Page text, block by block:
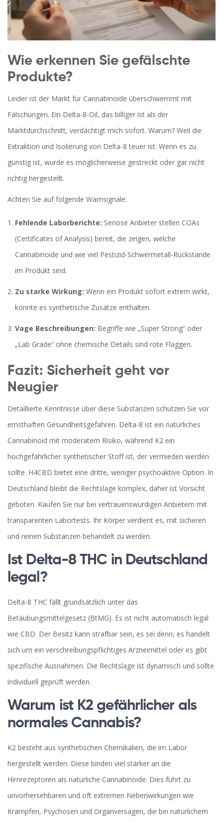
Wie erkennen Sie gefälschte
Produkte?
Leider ist der Markt für Cannabinoide überschwemmt mit
Fälschungen. Ein Delta-8-Oil, das billiger ist als der
Marktdurchschnitt, verdächtigt mich sofort. Warum? Weil die
Extraktion und Isolierung von Delta-8 teuer ist. Wenn es zu
günstig ist, wurde es möglicherweise gestreckt oder gar nicht
richtig hergestellt.
Achten Sie auf folgende Warnsignale:
Fehlende Laborberichte: Seriöse Anbieter stellen COAs
(Certificates of Analysis) bereit, die zeigen, welche
Cannabinoide und wie viel Pestizid-Schwermetall-Rückstände
im Produkt sind.
Zu starke Wirkung: Wenn ein Produkt sofort extrem wirkt,
könnte es synthetische Zusätze enthalten.
Vage Beschreibungen: Begriffe wie „Super Strong“ oder
„Lab Grade“ ohne chemische Details sind rote Flaggen.
Fazit: Sicherheit geht vor
Neugier
Detaillierte Kenntnisse über diese Substanzen schützen Sie vor
ernsthaften Gesundheitsgefahren. Delta-8 ist ein natürliches
Cannabinoid mit moderatem Risiko, während K2 ein
hochgefährlicher synthetischer Stoff ist, der vermieden werden
sollte. H4CBD bietet eine dritte, weniger psychoaktive Option. In
Deutschland bleibt die Rechtslage komplex, daher ist Vorsicht
geboten. Kaufen Sie nur bei vertrauenswürdigen Anbietern mit
transparenten Labortests. Ihr Körper verdient es, mit sicheren
und reinen Substanzen behandelt zu werden.
Ist Delta-8 THC in Deutschland
legal?
Delta-8 THC fällt grundsätzlich unter das
Betäubungsmittelgesetz (BtMG). Es ist nicht automatisch legal
wie CBD. Der Besitz kann strafbar sein, es sei denn, es handelt
sich um ein verschreibungspflichtiges Arzneimittel oder es gibt
spezifische Ausnahmen. Die Rechtslage ist dynamisch und sollte
individuell geprüft werden.
Warum ist K2 gefährlicher als
normales Cannabis?
K2 besteht aus synthetischen Chemikalien, die im Labor
hergestellt werden. Diese binden viel stärker an die
Hirnrezeptoren als natürliche Cannabinoide. Dies führt zu
unvorhersehbaren und oft extremen Nebenwirkungen wie
Krämpfen, Psychosen und Organversagen, die bei natürlichem